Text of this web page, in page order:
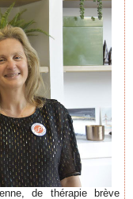
de thérapie brève